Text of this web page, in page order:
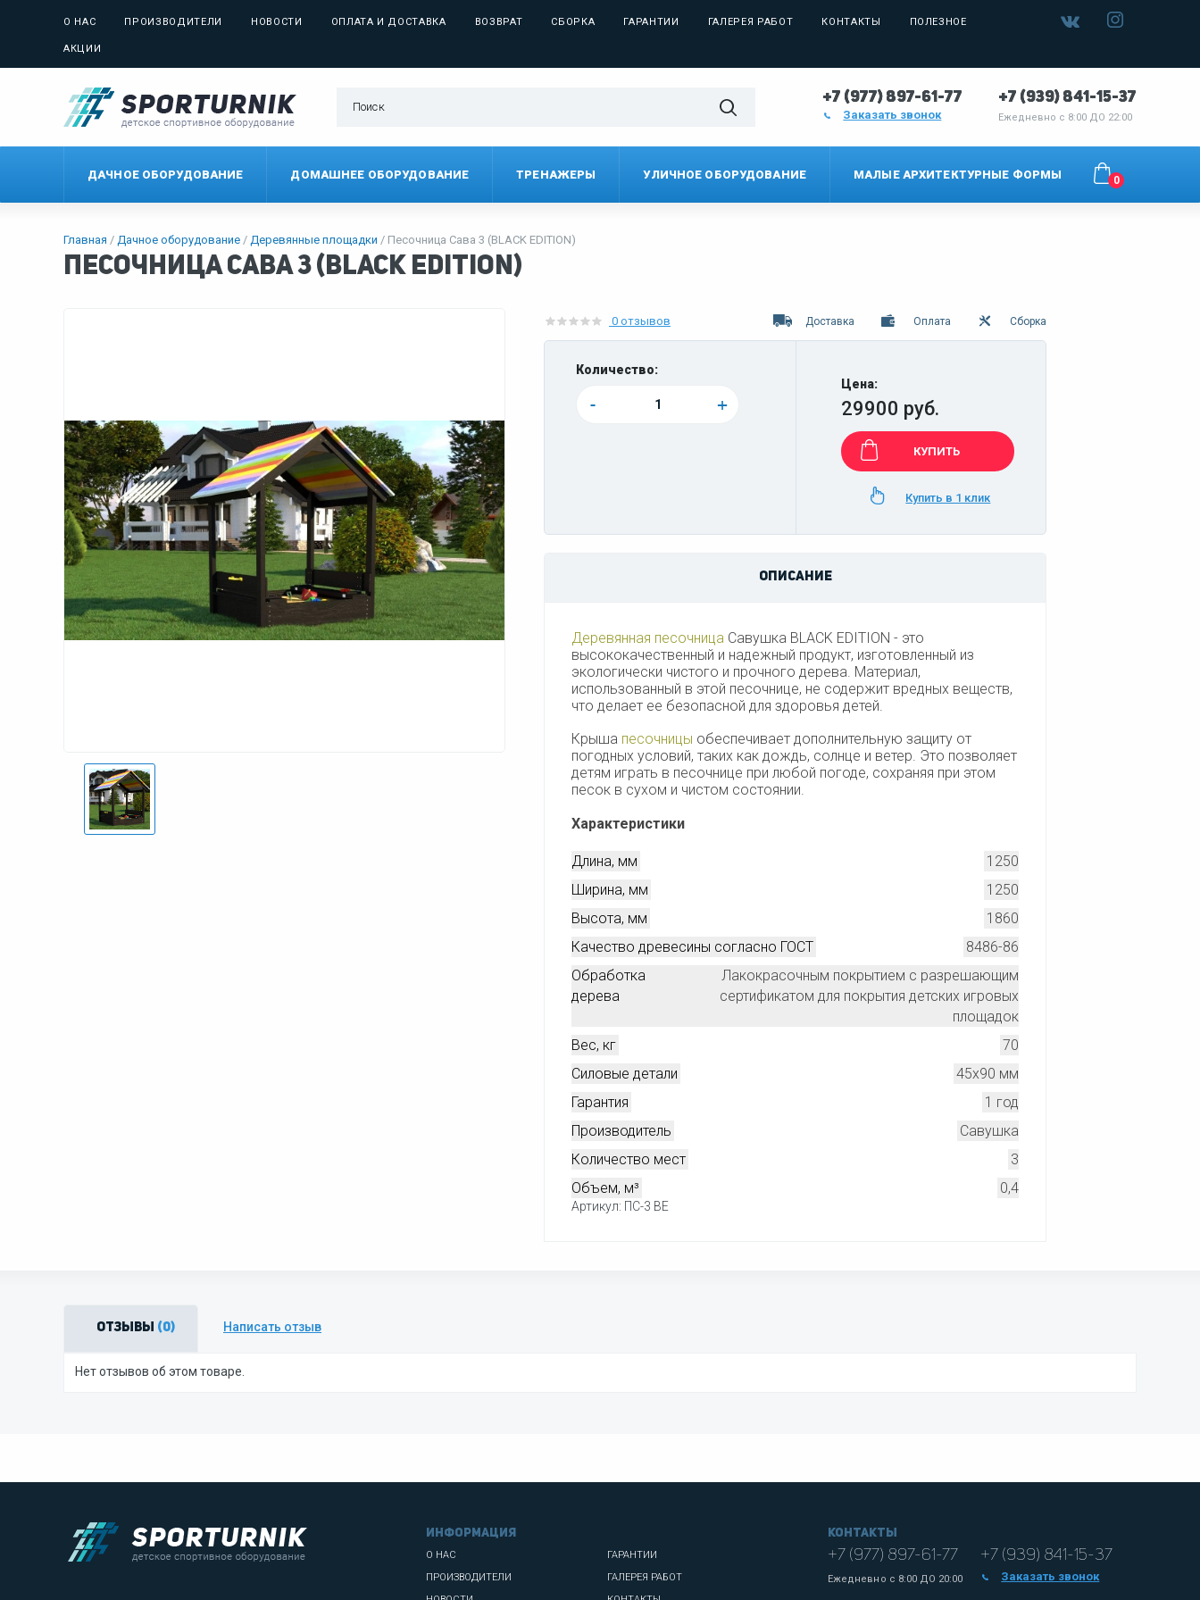
О НАС ПРОИЗВОДИТЕЛИ НОВОСТИ ОПЛАТА И ДОСТАВКА ВОЗВРАТ СБОРКА ГАРАНТИИ ГАЛЕРЕЯ РАБОТ КОНТАКТЫ ПОЛЕЗНОЕ
АКЦИИ
+7 (977) 897-61-77
Заказать звонок
+7 (939) 841-15-37
Ежедневно с 8:00 ДО 22:00
ДАЧНОЕ ОБОРУДОВАНИЕ ДОМАШНЕЕ ОБОРУДОВАНИЕ ТРЕНАЖЕРЫ УЛИЧНОЕ ОБОРУДОВАНИЕ МАЛЫЕ АРХИТЕКТУРНЫЕ ФОРМЫ 0
Главная Дачное оборудование Деревянные площадки Песочница Сава 3 (BLACK EDITION)
Песочница Сава 3 (BLACK EDITION)
0 отзывов Доставка Оплата Сборка
Количество:
- +
Цена:
29900 руб.
КУПИТЬ
Купить в 1 клик
ОПИСАНИЕ
Деревянная песочница Савушка BLACK EDITION - это
высококачественный и надежный продукт, изготовленный из
экологически чистого и прочного дерева. Материал,
использованный в этой песочнице, не содержит вредных веществ,
что делает ее безопасной для здоровья детей.
Крыша песочницы обеспечивает дополнительную защиту от
погодных условий, таких как дождь, солнце и ветер. Это позволяет
детям играть в песочнице при любой погоде, сохраняя при этом
песок в сухом и чистом состоянии.
Характеристики
Длина, мм
1250
Ширина, мм
1250
Высота, мм
1860
Качество древесины согласно ГОСТ
8486-86
Обработка
дерева
Лакокрасочным покрытием с разрешающим
сертификатом для покрытия детских игровых
площадок
Вес, кг
70
Силовые детали
45х90 мм
Гарантия
1 год
Производитель
Савушка
Количество мест
3
Объем, м³
0,4
Артикул: ПС-3 ВЕ
Отзывы (0) Написать отзыв
Нет отзывов об этом товаре.
информация
О НАС
ПРОИЗВОДИТЕЛИ
ГАРАНТИИ
ГАЛЕРЕЯ РАБОТ
Контакты
+7 (977) 897-61-77
Ежедневно с 8:00 ДО 20:00
+7 (939) 841-15-37
Заказать звонок